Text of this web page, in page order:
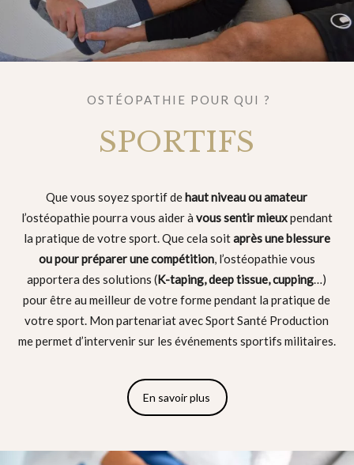
OSTÉOPATHIE POUR QUI ?
SPORTIFS
Que vous soyez sportif dehaut niveau ou amateur
l’ostéopathie pourra vous aider à vous sentir mieuxpendant
la pratique de votre sport. Que cela soitaprès une blessure
ou pour préparer une compétition, l’ostéopathie vous
apportera des solutions (K-taping, deep tissue, cupping…)
pour être au meilleur de votre forme pendant la pratique de
votre sport. Mon partenariat avec Sport Santé Production
me permet d’intervenir sur les événements sportifs militaires.
En savoir plus